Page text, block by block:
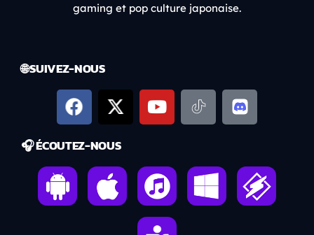
gaming et pop culture japonaise.
🌐 SUIVEZ-NOUS
🎧 ÉCOUTEZ-NOUS